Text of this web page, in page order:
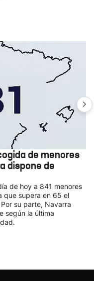
de menores
dispone de
de hoy a 841 menores
que supera en 65 el
su parte, Navarra
según la última